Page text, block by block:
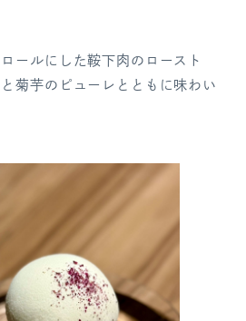
ールにした鞍下肉のロースト
菊芋のピューレとともに味わい